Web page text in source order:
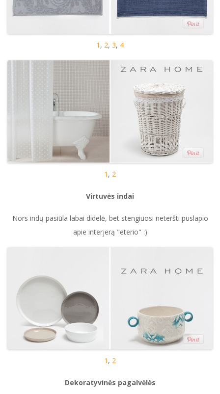
1 , 2, 3, 4
1 , 2
Virtuvės indai
Nors indų pasiūla labai didelė, bet stengiuosi neteršti puslapio
apie interjerą "eterio" :)
1 , 2
Dekoratyvinės pagalvėlės